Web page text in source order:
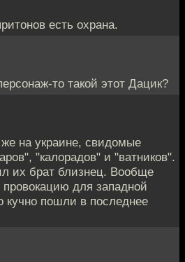
есть охрана.
то такой этот Дацик?
на украине, свидомые
"калорадов" и "ватников".
их брат близнец. Вообще
для западной
кучно пошли в последнее